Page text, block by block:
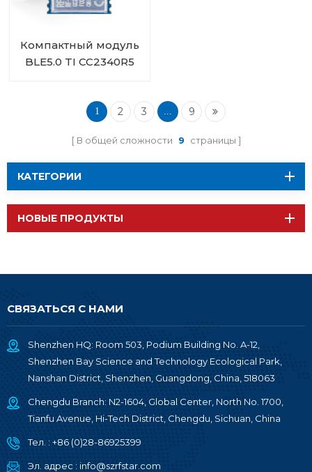
Компактный модуль
BLE5.0 TI CC2340R5
1 2 3 ... 9
В общей сложности 9 страницы
КАТЕГОРИИ
НОВЫЕ ПРОДУКТЫ
СВЯЗАТЬСЯ С НАМИ
Shenzhen HQ: Room 503, Podium Building No. A-12,
Shenzhen Bay Science and Technology Ecological Park,
Nanshan District, Shenzhen, Guangdong, China, 518063
Chengdu Branch: N2-1604, Global Center, North No. 1700,
Tianfu Avenue, Hi-Tech District, Chengdu, Sichuan, China
Тел. : +86 (0)28-86925399
Эл. адрес : info@szrfstar.com